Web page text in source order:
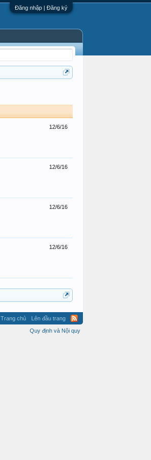
Đăng nhập | Đăng ký
12/6/16
12/6/16
12/6/16
12/6/16
Trang chủ
Lên đầu trang
Quy định và Nội quy